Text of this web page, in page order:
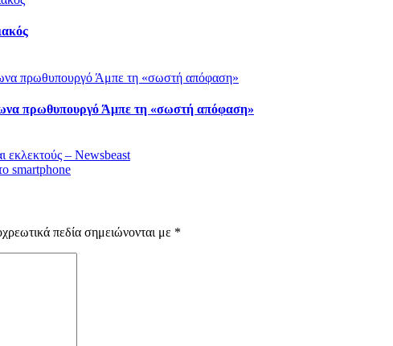
πρωθυπουργό Άμπε τη «σωστή απόφαση»
εκλεκτούς – Newsbeast
smartphone
πεδία σημειώνονται με *